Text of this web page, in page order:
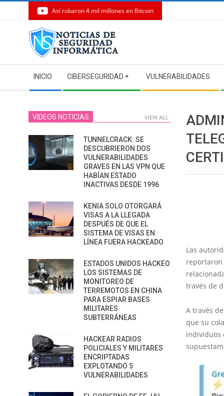
Así robaron 4 mil millones en Bitcoin
Navigation
Menu
INICIO CIBERSEGURIDAD VULNERABILIDADES
Las
través de
A través
que su
individuos
VIDEOS NOTICIAS VIEW ALL
TUNNELCRACK: SE
DESCUBRIERON DOS
VULNERABILIDADES
GRAVES EN LAS VPN QUE
HABÍAN ESTADO
INACTIVAS DESDE 1996
KENIA SOLO OTORGARÁ
VISAS A LA LLEGADA
DESPUÉS DE QUE EL
SISTEMA DE VISAS EN
LÍNEA FUERA HACKEADO
ESTADOS UNIDOS HACKEO
LOS SISTEMAS DE
MONITOREO DE
TERREMOTOS EN CHINA
PARA ESPIAR BASES
MILITARES
SUBTERRÁNEAS
HACKEAR RADIOS
POLICIALES Y MILITARES
ENCRIPTADAS
EXPLOTANDO 5
VULNERABILIDADES